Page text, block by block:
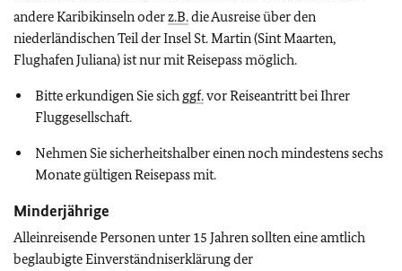
andere Karibikinseln oderz.B.die Ausreise über den
niederländischen Teil der Insel St. Martin (Sint Maarten,
Flughafen Juliana) ist nur mit Reisepass möglich.
Bitte erkundigen Sie sich ggf.vor Reiseantritt bei Ihrer
Fluggesellschaft.
Nehmen Sie sicherheitshalber einen noch mindestens sechs
Monate gültigen Reisepass mit.
Minderjährige
Alleinreisende Personen unter 15 Jahren sollten eine amtlich
beglaubigte Einverständniserklärung der